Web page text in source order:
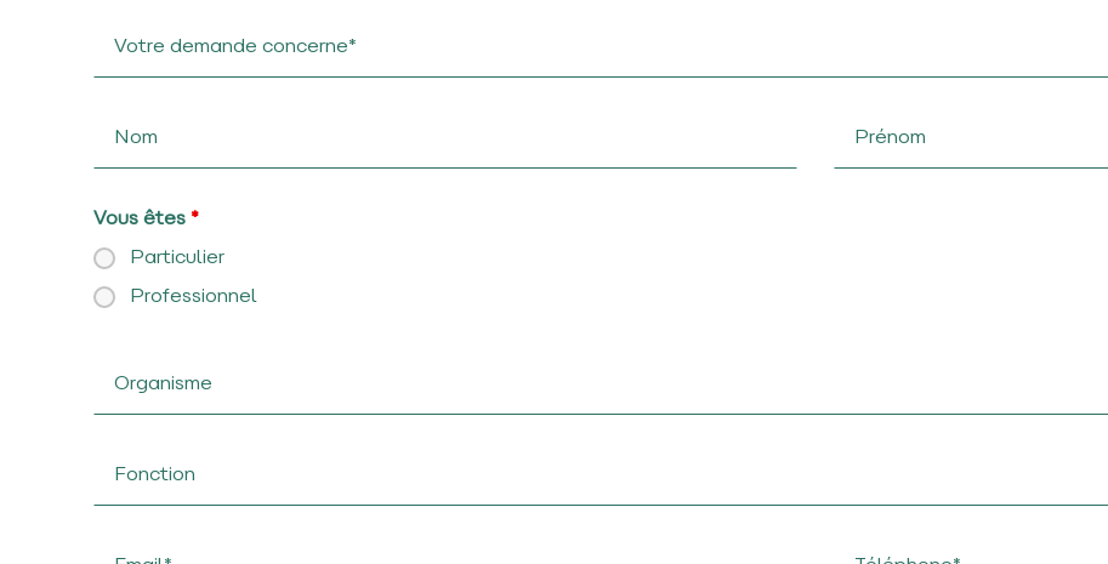
Vous êtes *
Particulier
Professionnel